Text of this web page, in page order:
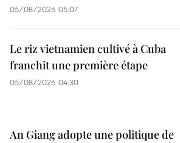
05/08/2026 05:07
Le riz vietnamien cultivé à Cuba
franchit une première étape
05/08/2026 04:30
An Giang adopte une politique de